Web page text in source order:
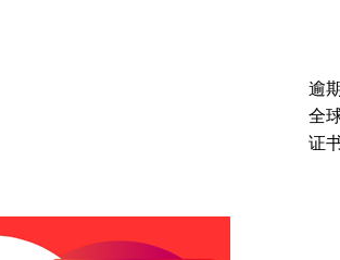
逾
全
证